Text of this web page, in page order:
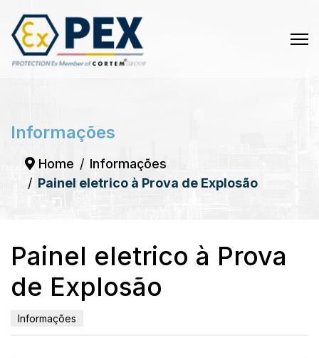
Informações
Home
Informações
Painel eletrico à Prova de Explosão
Painel eletrico à Prova
de Explosão
Informações